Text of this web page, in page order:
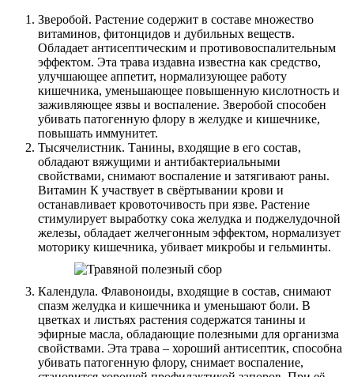
Услуги
Акции
Отзывы
Зверобой. Растение содержит в составе множество
витаминов, фитонцидов и дубильных веществ.
Обладает антисептическим и противовоспалительным
эффектом. Эта трава издавна известна как средство,
улучшающее аппетит, нормализующее работу
кишечника, уменьшающее повышенную кислотность и
заживляющее язвы и воспаление. Зверобой способен
убивать патогенную флору в желудке и кишечнике,
повышать иммунитет.
Тысячелистник. Танины, входящие в его состав,
обладают вяжущими и антибактериальными
свойствами, снимают воспаление и затягивают раны.
Витамин К участвует в свёртывании крови и
останавливает кровоточивость при язве. Растение
стимулирует выработку сока желудка и поджелудочной
железы, обладает желчегонным эффектом, нормализует
моторику кишечника, убивает микробы и гельминты.
Календула. Флавоноиды, входящие в состав, снимают
спазм желудка и кишечника и уменьшают боли. В
цветках и листьях растения содержатся танины и
эфирные масла, обладающие полезными для организма
свойствами. Эта трава – хороший антисептик, способна
убивать патогенную флору, снимает воспаление,